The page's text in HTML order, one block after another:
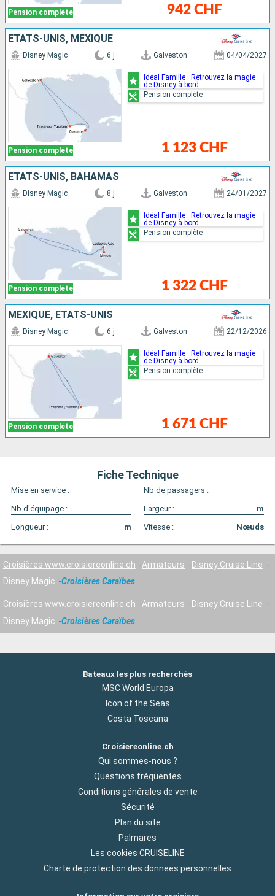
Pension complète 942 CHF
ÉTATS-UNIS, MEXIQUE
Pension complète
Disney Magic 6 j Galveston 04/04/2027
1 123 CHF
Idéal Famille : Retrouvez la magie
de Disney à bord
Pension complète
ÉTATS-UNIS, BAHAMAS
Pension complète
Disney Magic 8 j Galveston 24/01/2027
1 322 CHF
Idéal Famille : Retrouvez la magie
de Disney à bord
Pension complète
MEXIQUE, ÉTATS-UNIS
Pension complète
Disney Magic 6 j Galveston 22/12/2026
1 671 CHF
Idéal Famille : Retrouvez la magie
de Disney à bord
Pension complète
Fiche Technique
Mise en service :
Nb de passagers :
Nb d'équipage :
Largeur :
m
Longueur :
m Vitesse : Nœuds
Croisières www.croisiereonline.ch Armateurs
Disney Cruise Line
Disney Magic
Croisières Caraïbes
Croisières www.croisiereonline.ch Armateurs
Disney Cruise Line
Disney Magic
Croisières Caraïbes
Bateaux les plus recherchés
MSC World Europa
Icon of the Seas
Costa Toscana
Croisiereonline.ch
Qui sommes-nous ?
Questions fréquentes
Conditions générales de vente
Sécurité
Plan du site
Palmares
Les cookies CRUISELINE
Charte de protection des donnees personnelles